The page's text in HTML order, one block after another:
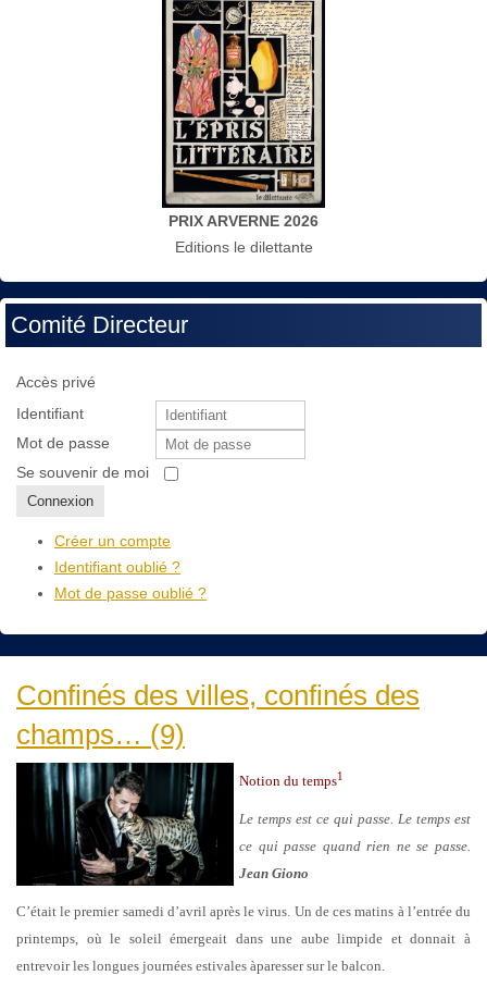
PRIX ARVERNE 2026
Editions le dilettante
Comité Directeur
Accès privé
Identifiant
Mot de passe
Se souvenir de moi
Connexion
Créer un compte
Identifiant oublié ?
Mot de passe oublié ?
Confinés des villes, confinés des
champs… (9)
Notion du temps1
Le temps est ce qui passe. Le temps est
ce qui passe quand rien ne se passe.
Jean Giono
C’était le premier samedi d’avril après le virus. Un de ces matins à l’entrée du
printemps, où le soleil émergeait dans une aube limpide et donnait à
entrevoir les longues journées estivales àparesser sur le balcon.